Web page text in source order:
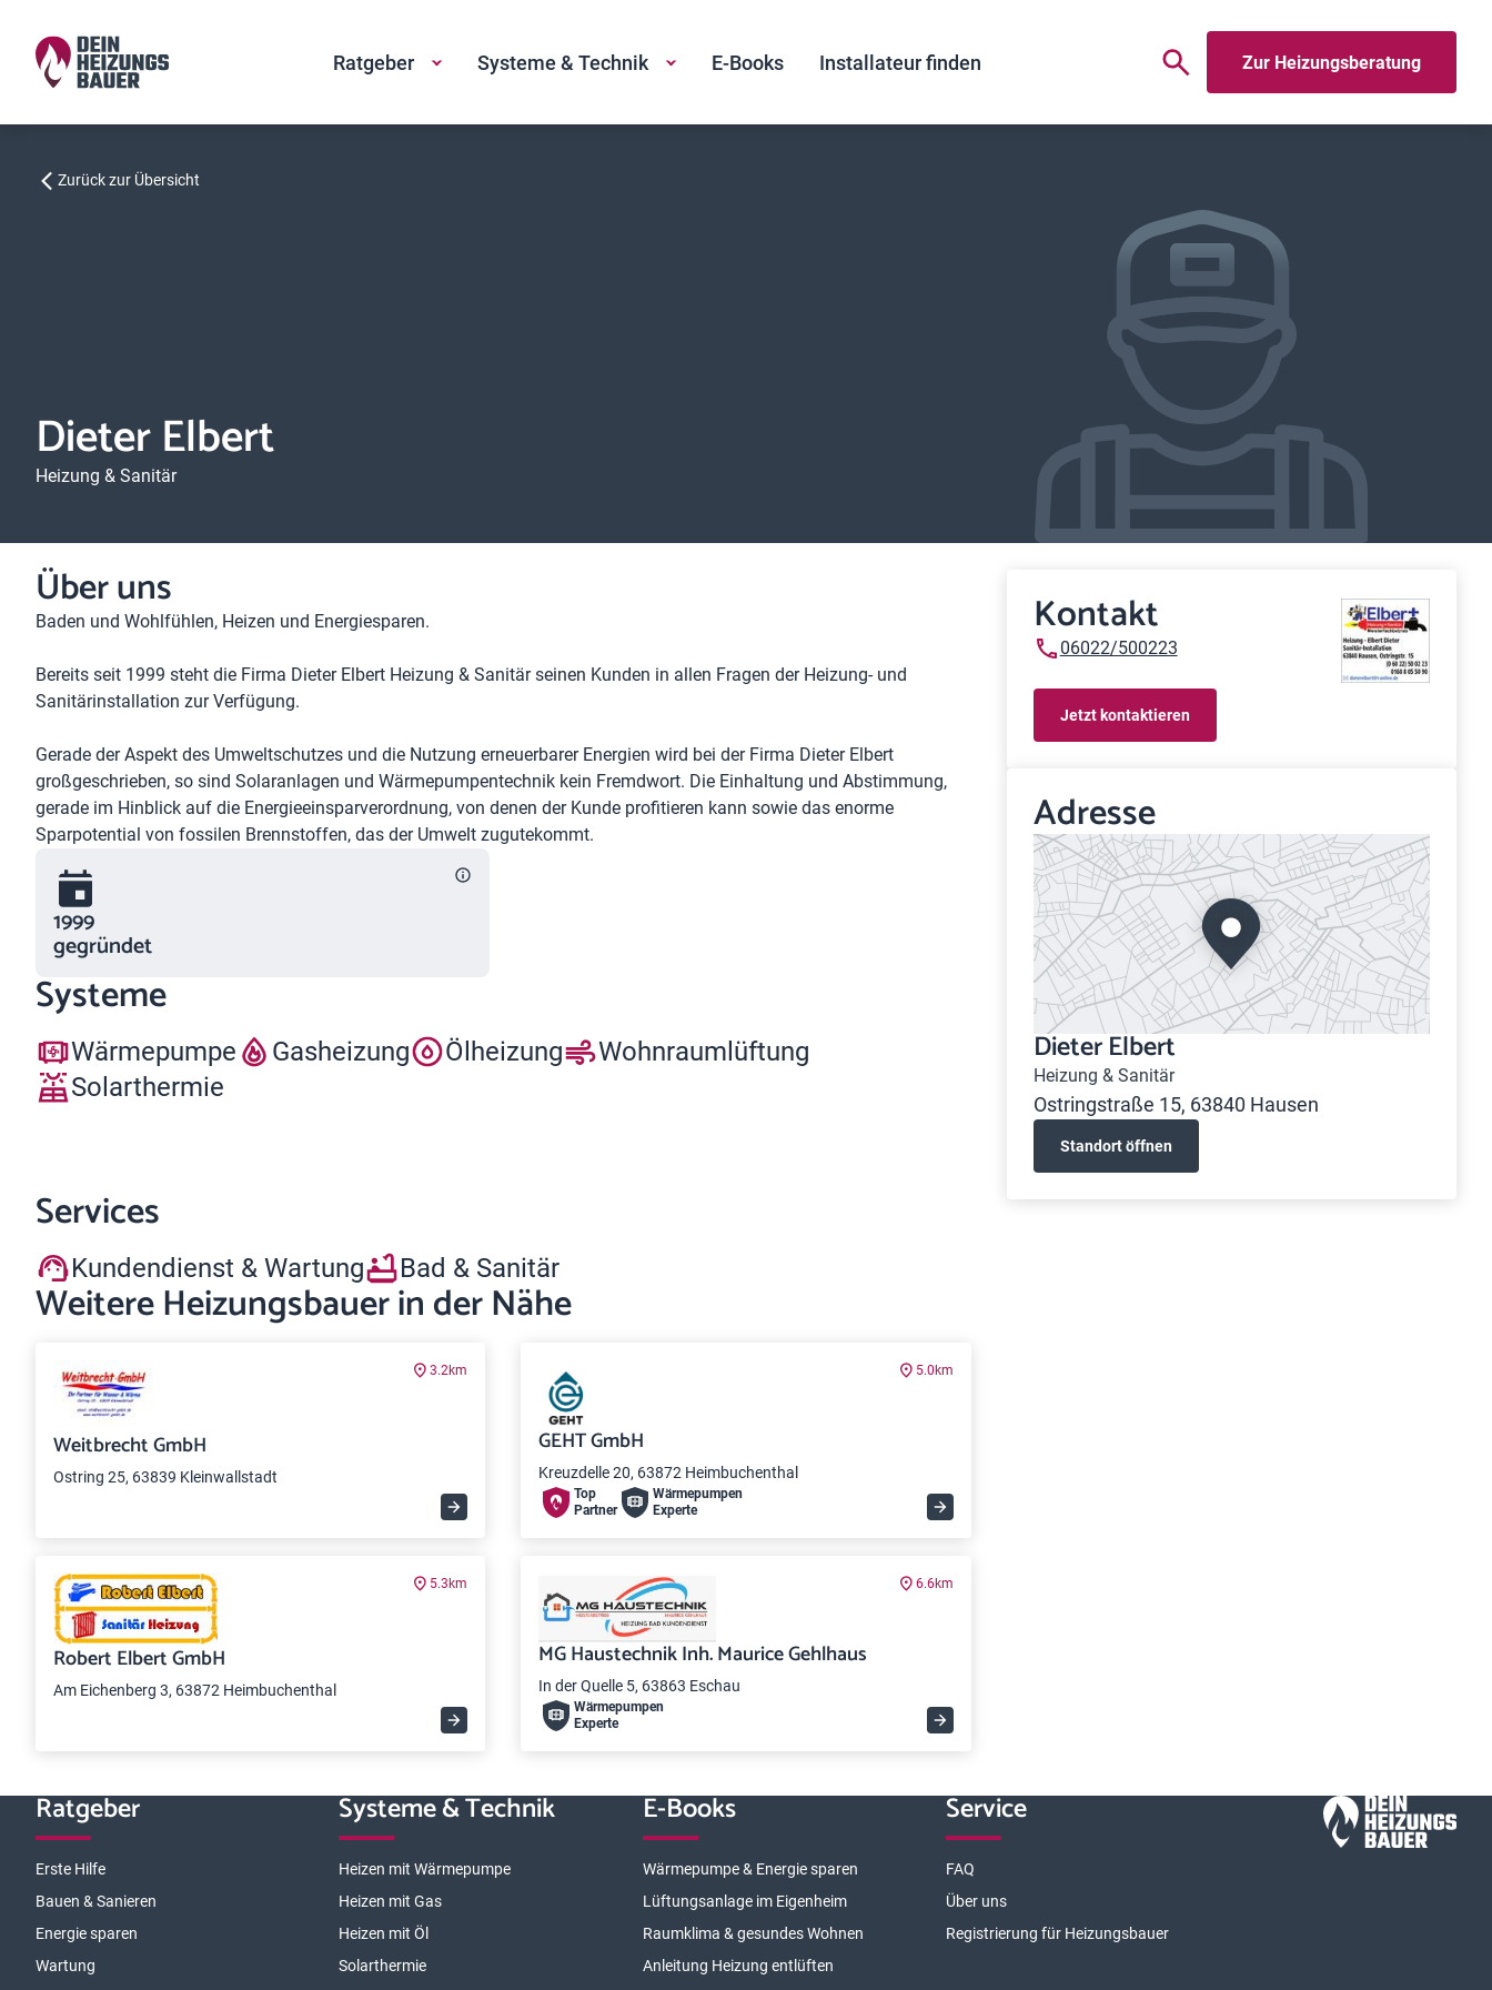
Ratgeber Systeme & Technik E-Books Installateur finden Zur Heizungsberatung
Zurück zur Übersicht
Dieter Elbert
Heizung & Sanitär
Über uns
Baden und Wohlfühlen, Heizen und Energiesparen.
Bereits seit 1999 steht die Firma Dieter Elbert Heizung & Sanitär seinen Kunden in allen Fragen der Heizung- und
Sanitärinstallation zur Verfügung.
Gerade der Aspekt des Umweltschutzes und die Nutzung erneuerbarer Energien wird bei der Firma Dieter Elbert
großgeschrieben, so sind Solaranlagen und Wärmepumpentechnik kein Fremdwort. Die Einhaltung und Abstimmung,
gerade im Hinblick auf die Energieeinsparverordnung, von denen der Kunde profitieren kann sowie das enorme
Sparpotential von fossilen Brennstoffen, das der Umwelt zugutekommt.
1999
gegründet
Systeme
Wärmepumpe Gasheizung Ölheizung
Wohnraumlüftung
Solarthermie
Services
Kundendienst & Wartung Bad & Sanitär
Weitere Heizungsbauer in der Nähe
3.2km
Weitbrecht GmbH
Ostring 25, 63839 Kleinwallstadt
5.0km
GEHT GmbH
Kreuzdelle 20, 63872 Heimbuchenthal
Top
Partner
Wärme­pumpen
Experte
5.3km
Robert Elbert GmbH
Am Eichenberg 3, 63872 Heimbuchenthal
6.6km
MG Haustechnik Inh. Maurice Gehlhaus
In der Quelle 5, 63863 Eschau
Wärme­pumpen
Experte
Kontakt
06022/500223
Jetzt kontaktieren
Adresse
Dieter Elbert
Heizung & Sanitär
Ostringstraße 15, 63840 Hausen
Standort öffnen
Ratgeber
Erste Hilfe
Bauen & Sanieren
Energie sparen
Wartung
Systeme & Technik
Heizen mit Wärmepumpe
Heizen mit Gas
Heizen mit Öl
Solarthermie
E-Books
Wärmepumpe & Energie sparen
Lüftungsanlage im Eigenheim
Raumklima & gesundes Wohnen
Anleitung Heizung entlüften
Service
FAQ
Über uns
Registrierung für Heizungsbauer